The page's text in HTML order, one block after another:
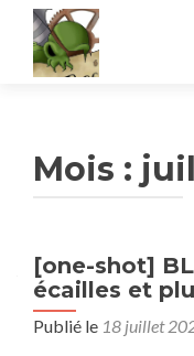
Mois :
[one-shot]
écailles et
Publié le 18 juillet